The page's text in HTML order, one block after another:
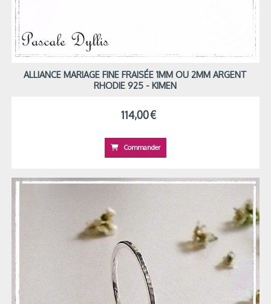
ALLIANCE MARIAGE FINE FRAISÉE 1MM OU 2MM ARGENT
RHODIE 925 - KIMEN
114,00€
Commander